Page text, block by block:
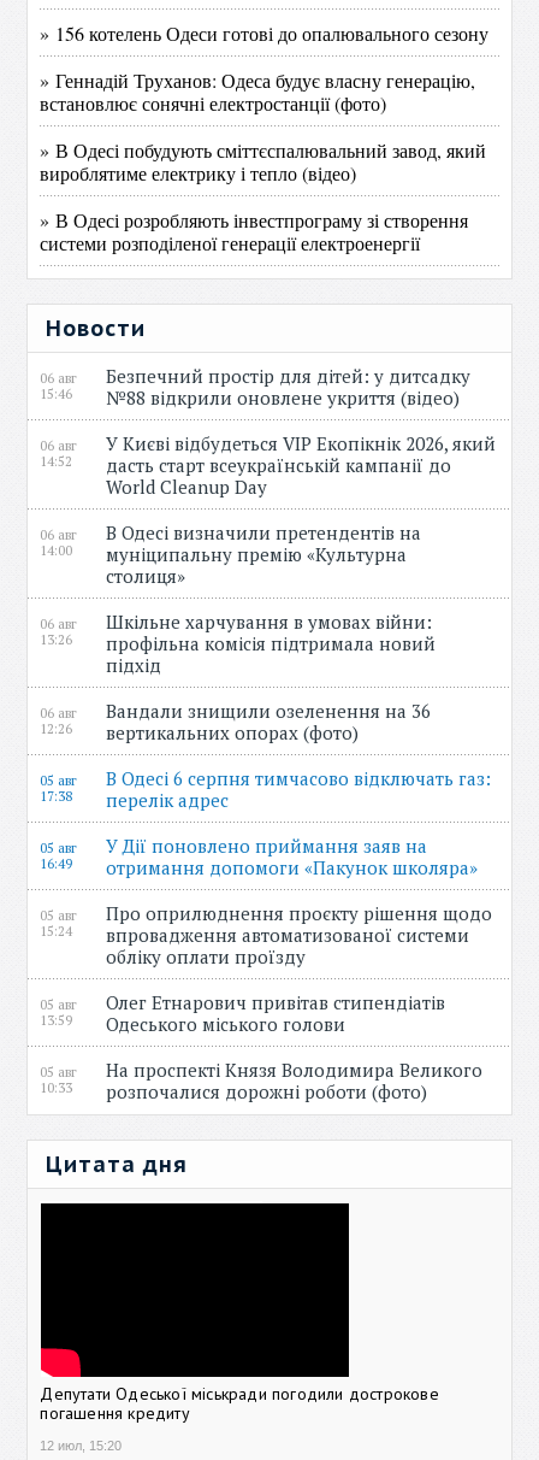
» 156 котелень Одеси готові до опалювального сезону
» Геннадій Труханов: Одеса будує власну генерацію,
встановлює сонячні електростанції (фото)
» В Одесі побудують сміттєспалювальний завод, який
вироблятиме електрику і тепло (відео)
» В Одесі розробляють інвестпрограму зі створення
системи розподіленої генерації електроенергії
Новости
06 авг
15:46
Безпечний простір для дітей: у дитсадку
№88 відкрили оновлене укриття (відео)
06 авг
14:52
У Києві відбудеться VIP Екопікнік 2026, який
дасть старт всеукраїнській кампанії до
World Cleanup Day
06 авг
14:00
В Одесі визначили претендентів на
муніципальну премію «Культурна
столиця»
06 авг
13:26
Шкільне харчування в умовах війни:
профільна комісія підтримала новий
підхід
06 авг
12:26
Вандали знищили озеленення на 36
вертикальних опорах (фото)
05 авг
17:38
В Одесі 6 серпня тимчасово відключать газ:
перелік адрес
05 авг
16:49
У Дії поновлено приймання заяв на
отримання допомоги «Пакунок школяра»
05 авг
15:24
Про оприлюднення проєкту рішення щодо
впровадження автоматизованої системи
обліку оплати проїзду
05 авг
13:59
Олег Етнарович привітав стипендіатів
Одеського міського голови
05 авг
10:33
На проспекті Князя Володимира Великого
розпочалися дорожні роботи (фото)
Цитата дня
Депутати Одеської міськради погодили дострокове
погашення кредиту
12 июл, 15:20